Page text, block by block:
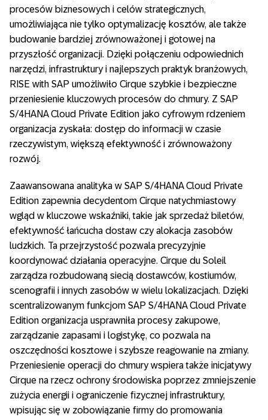
procesów biznesowych i celów strategicznych,
umożliwiająca nie tylko optymalizację kosztów, ale także
budowanie bardziej zrównoważonej i gotowej na
przyszłość organizacji. Dzięki połączeniu odpowiednich
narzędzi, infrastruktury i najlepszych praktyk branżowych,
RISE with SAP umożliwiło Cirque szybkie i bezpieczne
przeniesienie kluczowych procesów do chmury. Z SAP
S/4HANA Cloud Private Edition jako cyfrowym rdzeniem
organizacja zyskała: dostęp do informacji w czasie
rzeczywistym, większą efektywność i zrównoważony
rozwój.
Zaawansowana analityka w SAP S/4HANA Cloud Private
Edition zapewnia decydentom Cirque natychmiastowy
wgląd w kluczowe wskaźniki, takie jak sprzedaż biletów,
efektywność łańcucha dostaw czy alokacja zasobów
ludzkich. Ta przejrzystość pozwala precyzyjnie
koordynować działania operacyjne. Cirque du Soleil
zarządza rozbudowaną siecią dostawców, kostiumów,
scenografii i innych zasobów w wielu lokalizacjach. Dzięki
scentralizowanym funkcjom SAP S/4HANA Cloud Private
Edition organizacja usprawniła procesy zakupowe,
zarządzanie zapasami i logistykę, co pozwala na
oszczędności kosztowe i szybsze reagowanie na zmiany.
Przeniesienie operacji do chmury wspiera także inicjatywy
Cirque na rzecz ochrony środowiska poprzez zmniejszenie
zużycia energii i ograniczenie fizycznej infrastruktury,
wpisując się w zobowiązanie firmy do promowania